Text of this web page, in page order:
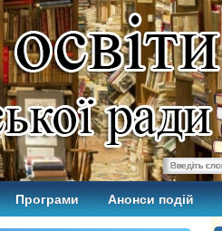
Програми Анонси подій